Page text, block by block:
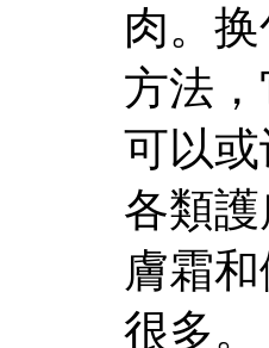
肉。
方法
可以
各類
膚霜
很多。